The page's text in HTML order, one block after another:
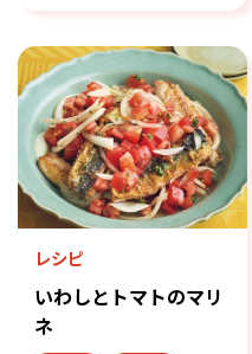
レシピ
いわしとトマトのマリ
ネ